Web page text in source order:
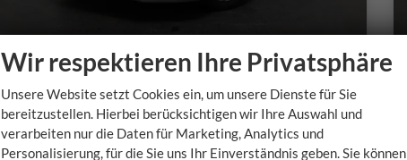
Ford Focus
Wir respektieren Ihre Privatsphäre
Unsere Website setzt Cookies ein, um unsere Dienste für Sie
bereitzustellen. Hierbei berücksichtigen wir Ihre Auswahl und
verarbeiten nur die Daten für Marketing, Analytics und
Personalisierung, für die Sie uns Ihr Einverständnis geben. Sie können